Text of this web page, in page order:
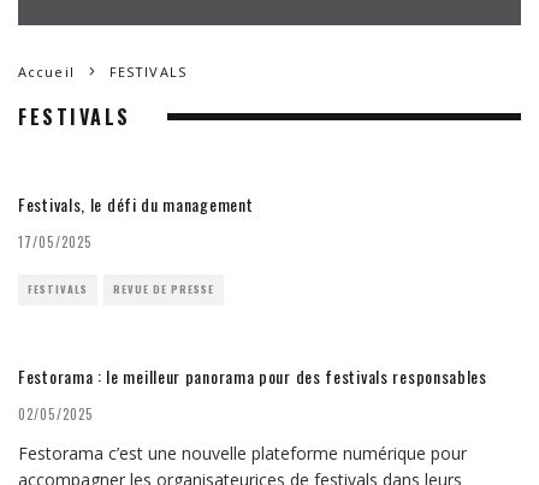
Accueil FESTIVALS
FESTIVALS
Festivals, le défi du management
17/05/2025
FESTIVALS REVUE DE PRESSE
Festorama : le meilleur panorama pour des festivals responsables
02/05/2025
Festorama c’est une nouvelle plateforme numérique pour
accompagner les organisateurices de festivals dans leurs